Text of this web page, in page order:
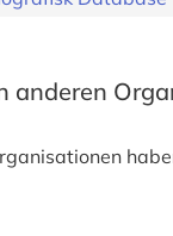
anderen